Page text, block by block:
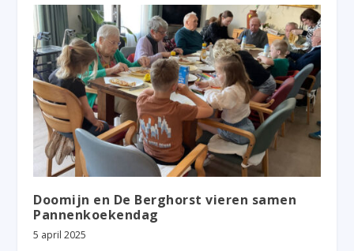
Doomijn en De Berghorst vieren samen
Pannenkoekendag
5 april 2025